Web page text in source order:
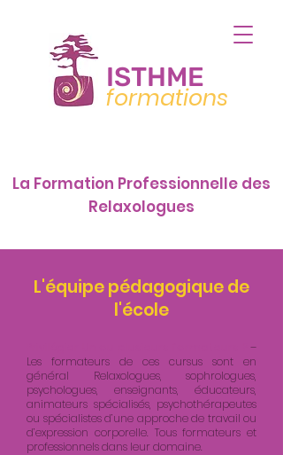
ISTHME
formations
La Formation Professionnelle des
Relaxologues
L'équipe pédagogique de
l'école
–
Les formateurs de ces cursus sont en
général Relaxologues, sophrologues,
psychologues, enseignants, éducateurs,
animateurs spécialisés, psychothérapeutes
ou spécialistes d’une approche de travail ou
d’expression corporelle. Tous formateurs et
professionnels dans leur domaine.